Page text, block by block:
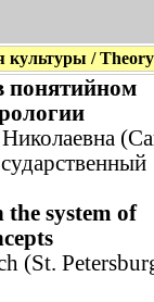
культуры /
понятийном
system of
(St.